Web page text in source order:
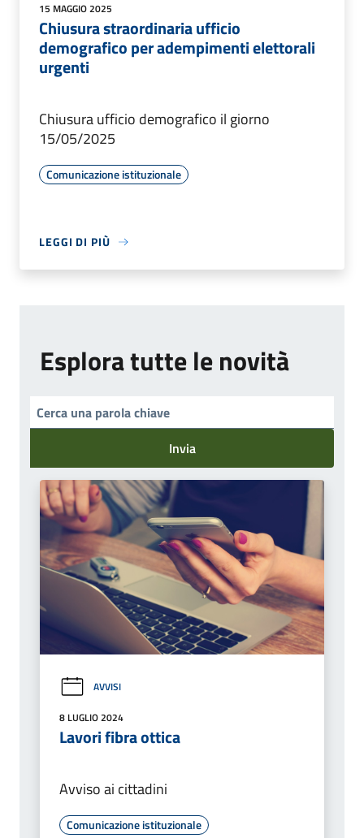
15 MAGGIO 2025
Chiusura straordinaria ufficio
demografico per adempimenti elettorali
urgenti
Chiusura ufficio demografico il giorno
15/05/2025
Comunicazione istituzionale
LEGGI DI PIÙ
Esplora tutte le novità
Invia
AVVISI
8 LUGLIO 2024
Lavori fibra ottica
Avviso ai cittadini
Comunicazione istituzionale